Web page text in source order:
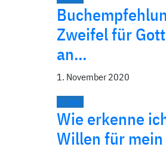
Zweifel für
an…
1. November 2020
Bücher
Wie erkenne
Willen für